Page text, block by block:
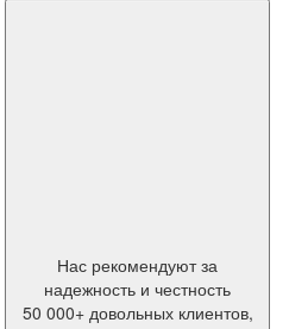
Нас рекомендуют за
надежность и честность
50 000+ довольных клиентов,